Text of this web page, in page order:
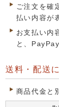
ご注文を確
払い内容が
お支払い内
と、
送料・配送
商品代金と